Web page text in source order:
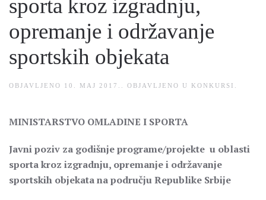
sporta kroz izgradnju,
opremanje i održavanje
sportskih objekata
OBJAVLJENO 10. MAJ 2017. . OBJAVLJENO U KONKURSI
MINISTARSTVO OMLADINE I SPORTA
Javni poziv za godišnje programe/projekte u oblasti
sporta kroz izgradnju, opremanje i održavanje
sportskih objekata na području Republike Srbije